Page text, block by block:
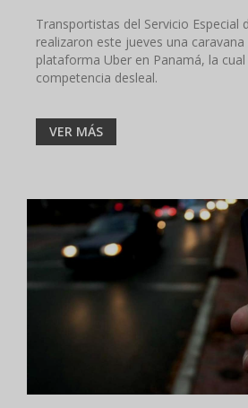
Transportistas del Servicio Especial
realizaron este jueves una
plataforma Uber en Panamá, la
competencia desleal.
VER MÁS